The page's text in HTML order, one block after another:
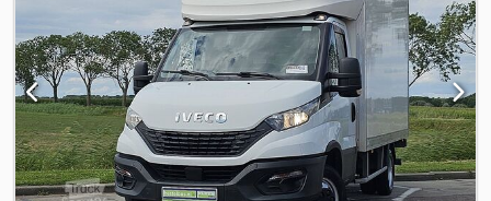
ausgesuchten geprüften Fahrzeuge zu erwerben. Gutachterlich
geprüfte und qualitätiv hochwertige Fahrzeuge sorgen für eine
hohe Kundenzufriedenheit und das schon seit 2008. Das ist unser
täglicher Ansatz, denn Sie als Kunde stehen an 1.ter Stelle bei
carmax24 Iveco Daily 35S18HA8 , Euro VIE 176PS 3,0 Diesel , 6-
Gang Schaltgetriebe - Neues Modell Farbe Grau COMFORT
PLUS-PAKET: ? 79297 - Voll gepolsterte Kopfstützen, Daily-Logo ?
00259 - Gepolsterter bequemer Fahrersitz ? 01605 10-Zoll-
Bildschirm mit NAVIGATION ? 75082 - Feste 2-Sitzer-Beifahrerbank